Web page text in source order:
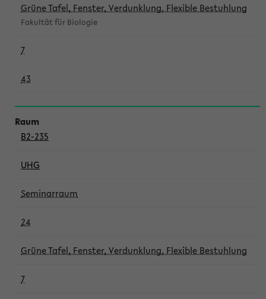
Grüne Tafel, Fenster, Verdunklung, Flexible Bestuhlung
Fakultät für Biologie
7
43
B2-235
UHG
Seminarraum
24
Grüne Tafel, Fenster, Verdunklung, Flexible Bestuhlung
7